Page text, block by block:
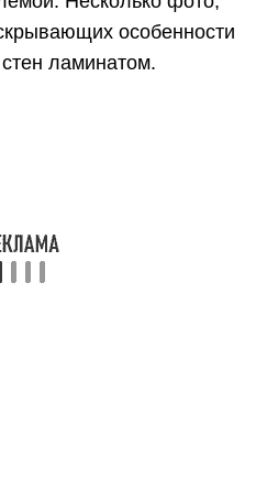
для тех, кто
всем стереотипам
в тех интерьерах, где